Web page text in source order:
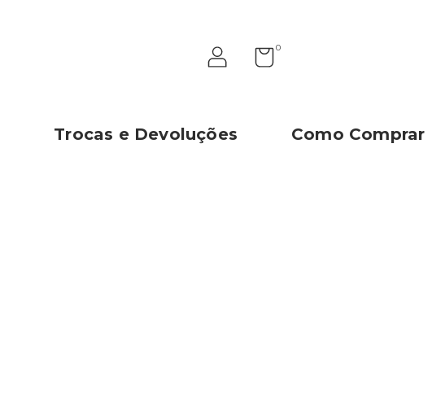
0
Trocas e Devoluções Como Comprar